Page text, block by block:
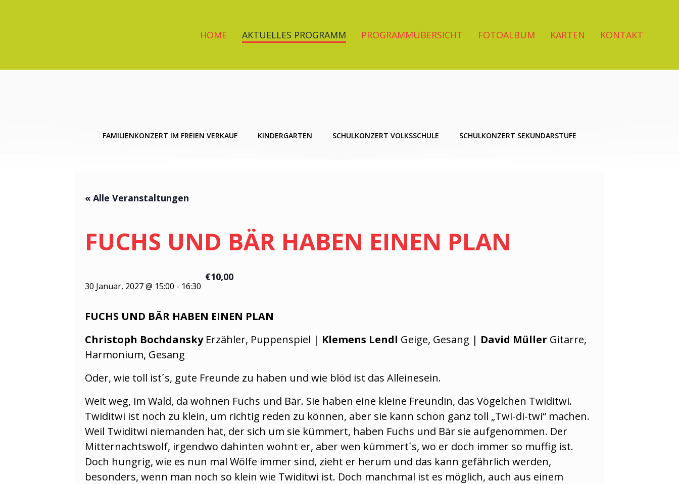
HOME AKTUELLES PROGRAMM PROGRAMMÜBERSICHT FOTOALBUM KARTEN KONTAKT
FAMILIENKONZERT IM FREIEN VERKAUF KINDERGARTEN SCHULKONZERT VOLKSSCHULE SCHULKONZERT SEKUNDARSTUFE
« Alle Veranstaltungen
FUCHS UND BÄR HABEN EINEN PLAN
30 Januar, 2027 @ 15:00 - 16:30
€10,00
FUCHS UND BÄR HABEN EINEN PLAN
Christoph BochdanskyErzähler, Puppenspiel | Klemens Lendl Geige, Gesang | David Müller Gitarre,
Harmonium, Gesang
Oder, wie toll ist´s, gute Freunde zu haben und wie blöd ist das Alleinesein.
Weit weg, im Wald, da wohnen Fuchs und Bär. Sie haben eine kleine Freundin, das Vögelchen Twiditwi.
Twiditwi ist noch zu klein, um richtig reden zu können, aber sie kann schon ganz toll „Twi-di-twi“ machen.
Weil Twiditwi niemanden hat, der sich um sie kümmert, haben Fuchs und Bär sie aufgenommen. Der
Mitternachtswolf, irgendwo dahinten wohnt er, aber wen kümmert´s, wo er doch immer so muffig ist.
Doch hungrig, wie es nun mal Wölfe immer sind, zieht er herum und das kann gefährlich werden,
besonders, wenn man noch so klein wie Twiditwi ist. Doch manchmal ist es möglich, auch aus einem